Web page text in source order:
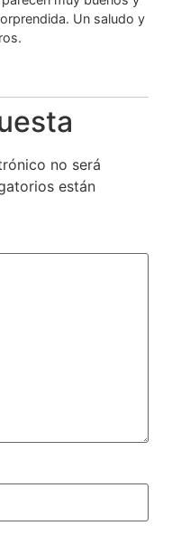
Un saludo y
no será
están